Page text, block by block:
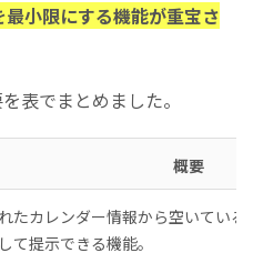
最小限にする機能が重宝さ
表でまとめました。
概要
たカレンダー情報から空いてい
て提示できる機能。